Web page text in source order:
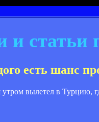
и статьи
есть шанс
вылетел в Турцию,